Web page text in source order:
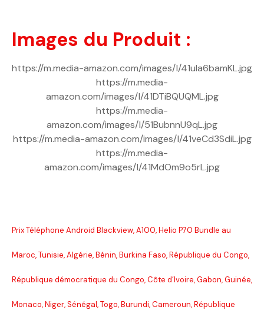
Images du Produit :
https://m.media-amazon.com/images/I/41uIa6bamKL.jpg
https://m.media-
amazon.com/images/I/41DTiBQUQML.jpg
https://m.media-
amazon.com/images/I/51BubnnU9qL.jpg
https://m.media-amazon.com/images/I/41veCd3SdiL.jpg
https://m.media-
amazon.com/images/I/41MdOm9o5rL.jpg
Prix Téléphone Android Blackview, A100, Helio P70 Bundle au
Maroc, Tunisie, Algérie, Bénin, Burkina Faso, République du Congo,
République démocratique du Congo, Côte d’Ivoire, Gabon, Guinée,
Monaco, Niger, Sénégal, Togo, Burundi, Cameroun, République